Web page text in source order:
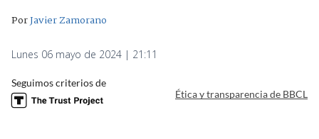
PorJavier Zamorano
Lunes 06 mayo de 2024 | 21:11
Seguimos criterios de
Ética y transparencia de BBCL